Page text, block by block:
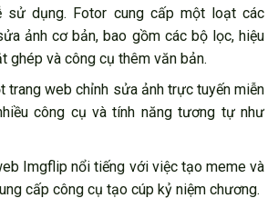
sử dụng. Fotor cung cấp một loạt các
ảnh cơ bản, bao gồm các bộ lọc, hiệu
ghép và công cụ thêm văn bản.
trang web chỉnh sửa ảnh trực tuyến miễn
công cụ và tính năng tương tự như
Imgflip nổi tiếng với việc tạo meme và
cấp công cụ tạo cúp kỷ niệm chương.